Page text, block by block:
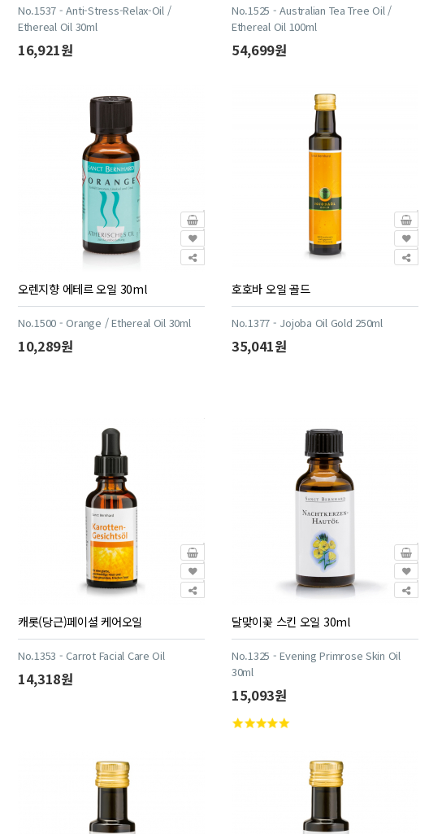
No.1537 - Anti-Stress-Relax-Oil /
Ethereal Oil 30ml
16,921원
No.1525 - Australian Tea Tree Oil /
Ethereal Oil 100ml
54,699원
오렌지향 에테르 오일 30ml
No.1500 - Orange / Ethereal Oil 30ml
10,289원
호호바 오일 골드
No.1377 - Jojoba Oil Gold 250ml
35,041원
캐롯(당근)페이셜 케어오일
No.1353 - Carrot Facial Care Oil
14,318원
달맞이꽃 스킨 오일 30ml
No.1325 - Evening Primrose Skin Oil
30ml
15,093원